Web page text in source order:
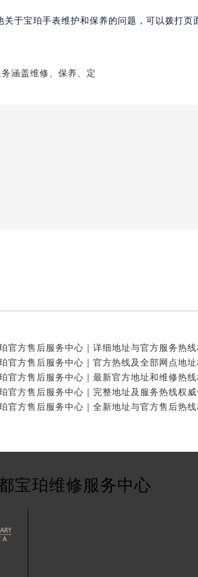
于宝珀手表维护和保养的问题，可以拨打页
宝珀维修服务中心